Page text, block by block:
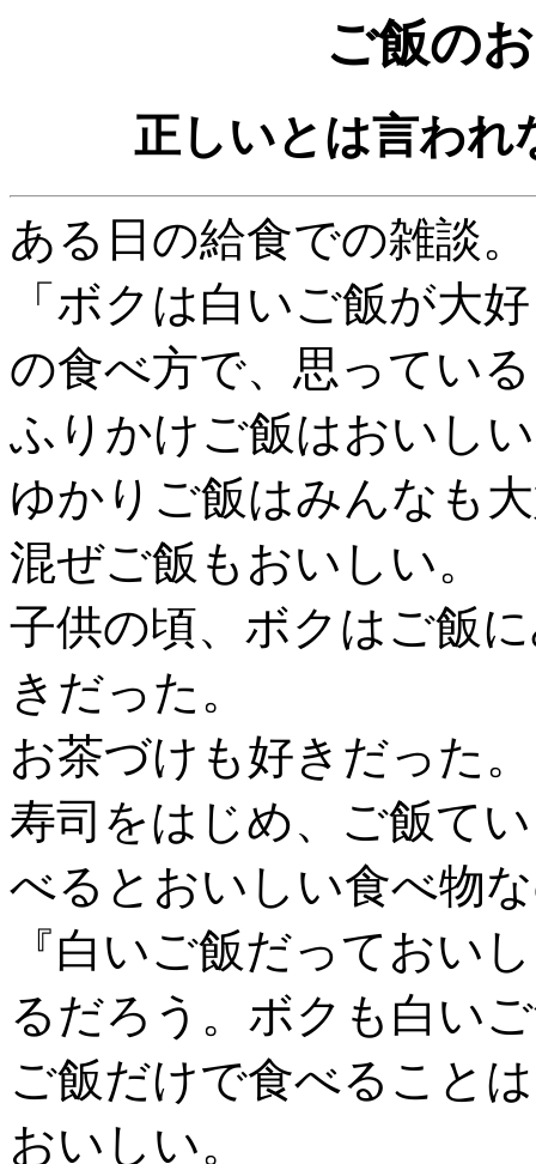
ご飯の
正しいとは言われ
ある日の給食での雑談。
「ボクは白いご飯が大
の食べ方で、思ってい
ふりかけご飯はおいし
ゆかりご飯はみんなも
混ぜご飯もおいしい。
子供の頃、ボクはご飯
きだった。
お茶づけも好きだった。
寿司をはじめ、ご飯て
べるとおいしい食べ物
『白いご飯だっておい
るだろう。ボクも白い
ご飯だけで食べること
おいしい。